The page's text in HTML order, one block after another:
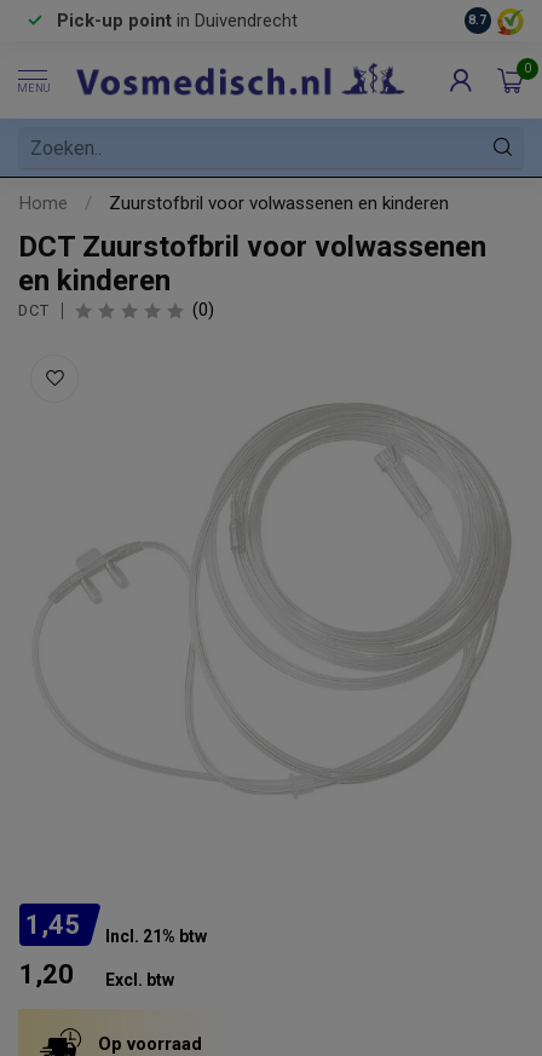
Pick-up point in Duivendrecht 8.7
MENU
0
Home / Zuurstofbril voor volwassenen en kinderen
DCT Zuurstofbril voor volwassenen
en kinderen
DCT (0)
1,45 Incl. 21% btw
1,20 Excl. btw
Op voorraad